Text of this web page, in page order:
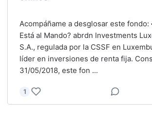
Acompáñame a desglosar este fondo:
Está al Mando? abrdn Investments
S.A., regulada por la CSSF en
líder en inversiones de renta fija.
31/05/2018, este fon ...
1